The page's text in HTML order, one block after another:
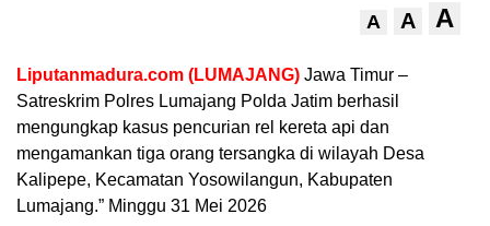
A A A
Liputanmadura.com (LUMAJANG) Jawa Timur –
Satreskrim Polres Lumajang Polda Jatim berhasil
mengungkap kasus pencurian rel kereta api dan
mengamankan tiga orang tersangka di wilayah Desa
Kalipepe, Kecamatan Yosowilangun, Kabupaten
Lumajang.” Minggu 31 Mei 2026